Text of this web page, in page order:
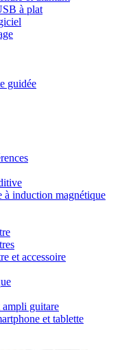
à plat
guidée
à induction magnétique
et accessoire
ampli guitare
et tablette